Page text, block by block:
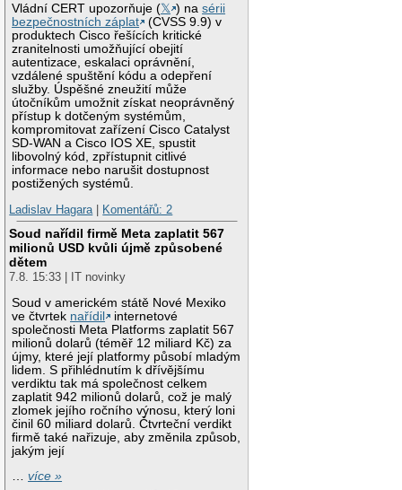
Vládní CERT upozorňuje (𝕏 ) nasérii
bezpečnostních záplat
(CVSS 9.9) v
produktech Cisco řešících kritické
zranitelnosti umožňující obejití
autentizace, eskalaci oprávnění,
vzdálené spuštění kódu a odepření
služby. Úspěšné zneužití může
útočníkům umožnit získat neoprávněný
přístup k dotčeným systémům,
kompromitovat zařízení Cisco Catalyst
SD-WAN a Cisco IOS XE, spustit
libovolný kód, zpřístupnit citlivé
informace nebo narušit dostupnost
postižených systémů.
Ladislav Hagara| Komentářů: 2
Soud nařídil firmě Meta zaplatit 567
milionů USD kvůli újmě způsobené
dětem
7.8. 15:33 | IT novinky
Soud v americkém státě Nové Mexiko
ve čtvrtek nařídil
internetové
společnosti Meta Platforms zaplatit 567
milionů dolarů (téměř 12 miliard Kč) za
újmy, které její platformy působí mladým
lidem. S přihlédnutím k dřívějšímu
verdiktu tak má společnost celkem
zaplatit 942 milionů dolarů, což je malý
zlomek jejího ročního výnosu, který loni
činil 60 miliard dolarů. Čtvrteční verdikt
firmě také nařizuje, aby změnila způsob,
jakým její
…více »